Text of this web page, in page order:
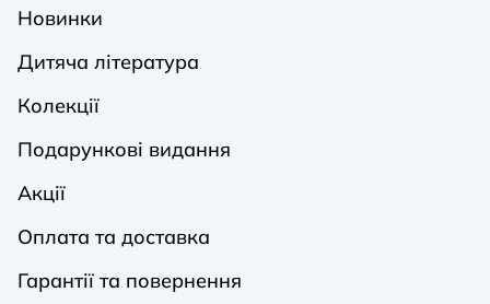
Новинки
Дитяча література
Колекції
Подарункові видання
Акції
Оплата та доставка
Гарантії та повернення